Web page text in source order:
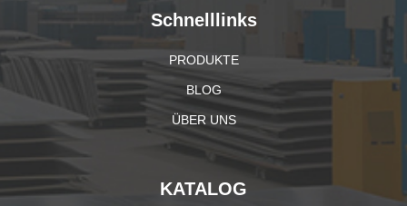
Schnelllinks
PRODUKTE
BLOG
ÜBER UNS
KATALOG